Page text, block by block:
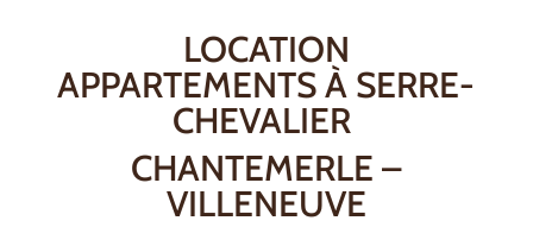
LOCATION
APPARTEMENTS À SERRE-
CHEVALIER
CHANTEMERLE –
VILLENEUVE